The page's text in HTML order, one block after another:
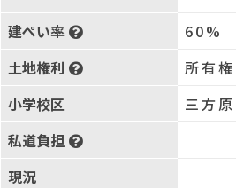
建ぺい率
60%
土地権利
所有権
小学校区
三方
私道負担
現況